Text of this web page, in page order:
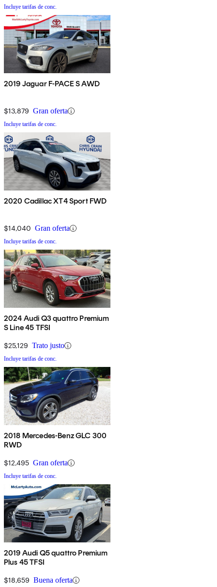
Incluye tarifas de conc.
2019 Jaguar F-PACE S AWD
$13,879 Gran oferta
Incluye tarifas de conc.
2020 Cadillac XT4 Sport FWD
$14,040 Gran oferta
Incluye tarifas de conc.
2024 Audi Q3 quattro Premium
S Line 45 TFSI
$25,129 Trato justo
Incluye tarifas de conc.
2018 Mercedes-Benz GLC 300
RWD
$12,495 Gran oferta
Incluye tarifas de conc.
2019 Audi Q5 quattro Premium
Plus 45 TFSI
$18,659 Buena oferta